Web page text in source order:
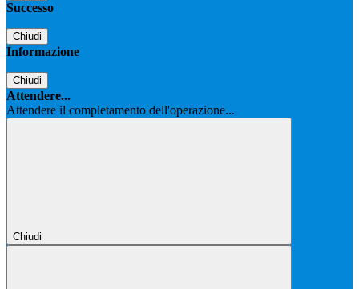
Successo
Chiudi
Informazione
Chiudi
Attendere...
Attendere il completamento dell'operazione...
Chiudi